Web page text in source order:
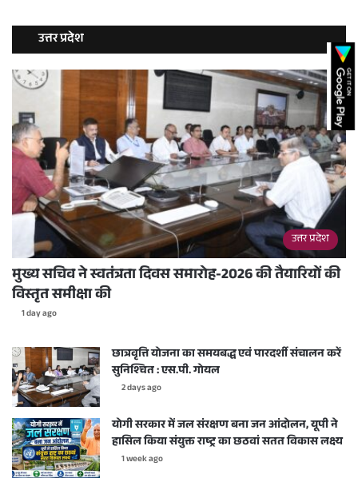
उत्तर प्रदेश
उत्तर प्रदेश
मुख्य सचिव ने स्वतंत्रता दिवस समारोह-2026 की तैयारियों की
विस्तृत समीक्षा की
1 day ago
छात्रवृत्ति योजना का समयबद्ध एवं पारदर्शी संचालन करें
सुनिश्चित : एस.पी. गोयल
2 days ago
योगी सरकार में जल संरक्षण बना जन आंदोलन, यूपी ने
हासिल किया संयुक्त राष्ट्र का छठवां सतत विकास लक्ष्य
1 week ago